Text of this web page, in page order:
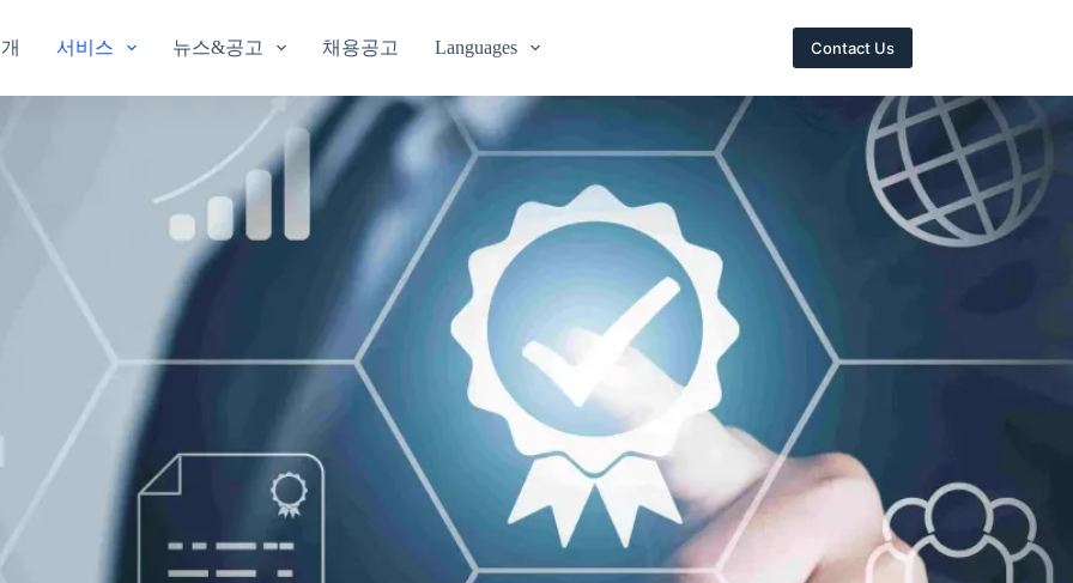
서비스 뉴스&공고 채용공고 Languages Contact Us